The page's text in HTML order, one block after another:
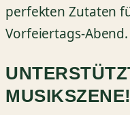
perfekten Zutaten
Vorfeiertags-Abend.
MUSIKSZENE!